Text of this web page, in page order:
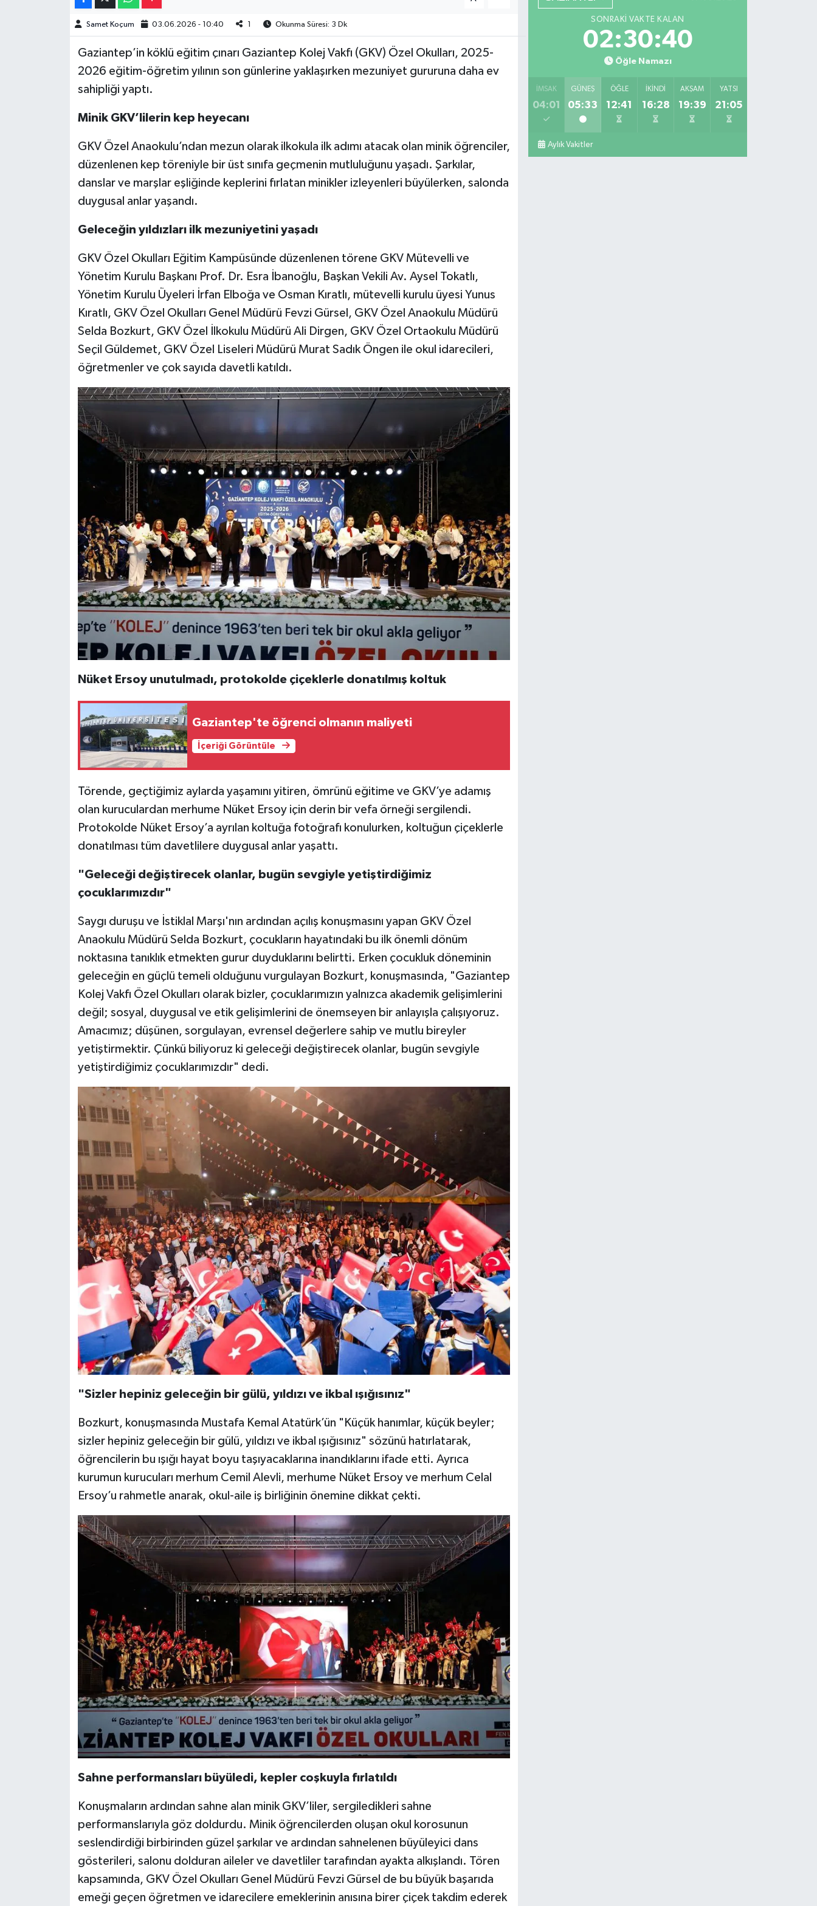
Samet Koçum 03.06.2026 - 10:40 Okunma Süresi: 3 Dk
Gaziantep’in köklü eğitim çınarı Gaziantep Kolej Vakfı (GKV) Özel Okulları, 2025-
2026 eğitim-öğretim yılının son günlerine yaklaşırken mezuniyet gururuna daha ev
sahipliği yaptı.
Minik GKV’lilerin kep heyecanı
GKV Özel Anaokulu’ndan mezun olarak ilkokula ilk adımı atacak olan minik öğrenciler,
düzenlenen kep töreniyle bir üst sınıfa geçmenin mutluluğunu yaşadı. Şarkılar,
danslar ve marşlar eşliğinde keplerini fırlatan minikler izleyenleri büyülerken, salonda
duygusal anlar yaşandı.
Geleceğin yıldızları ilk mezuniyetini yaşadı
GKV Özel Okulları Eğitim Kampüsünde düzenlenen törene GKV Mütevelli ve
Yönetim Kurulu Başkanı Prof. Dr. Esra İbanoğlu, Başkan Vekili Av. Aysel Tokatlı,
Yönetim Kurulu Üyeleri İrfan Elboğa ve Osman Kıratlı, mütevelli kurulu üyesi Yunus
Kıratlı, GKV Özel Okulları Genel Müdürü Fevzi Gürsel, GKV Özel Anaokulu Müdürü
Selda Bozkurt, GKV Özel İlkokulu Müdürü Ali Dirgen, GKV Özel Ortaokulu Müdürü
Seçil Güldemet, GKV Özel Liseleri Müdürü Murat Sadık Öngen ile okul idarecileri,
öğretmenler ve çok sayıda davetli katıldı.
Nüket Ersoy unutulmadı, protokolde çiçeklerle donatılmış koltuk
Gaziantep'te öğrenci olmanın maliyeti
İçeriği Görüntüle
Törende, geçtiğimiz aylarda yaşamını yitiren, ömrünü eğitime ve GKV’ye adamış
olan kuruculardan merhume Nüket Ersoy için derin bir vefa örneği sergilendi.
Protokolde Nüket Ersoy’a ayrılan koltuğa fotoğrafı konulurken, koltuğun çiçeklerle
donatılması tüm davetlilere duygusal anlar yaşattı.
"Geleceği değiştirecek olanlar, bugün sevgiyle yetiştirdiğimiz
çocuklarımızdır"
Saygı duruşu ve İstiklal Marşı'nın ardından açılış konuşmasını yapan GKV Özel
Anaokulu Müdürü Selda Bozkurt, çocukların hayatındaki bu ilk önemli dönüm
noktasına tanıklık etmekten gurur duyduklarını belirtti. Erken çocukluk döneminin
geleceğin en güçlü temeli olduğunu vurgulayan Bozkurt, konuşmasında, "Gaziantep
Kolej Vakfı Özel Okulları olarak bizler, çocuklarımızın yalnızca akademik gelişimlerini
değil; sosyal, duygusal ve etik gelişimlerini de önemseyen bir anlayışla çalışıyoruz.
Amacımız; düşünen, sorgulayan, evrensel değerlere sahip ve mutlu bireyler
yetiştirmektir. Çünkü biliyoruz ki geleceği değiştirecek olanlar, bugün sevgiyle
yetiştirdiğimiz çocuklarımızdır" dedi.
"Sizler hepiniz geleceğin bir gülü, yıldızı ve ikbal ışığısınız"
Bozkurt, konuşmasında Mustafa Kemal Atatürk’ün "Küçük hanımlar, küçük beyler;
sizler hepiniz geleceğin bir gülü, yıldızı ve ikbal ışığısınız" sözünü hatırlatarak,
öğrencilerin bu ışığı hayat boyu taşıyacaklarına inandıklarını ifade etti. Ayrıca
kurumun kurucuları merhum Cemil Alevli, merhume Nüket Ersoy ve merhum Celal
Ersoy’u rahmetle anarak, okul-aile iş birliğinin önemine dikkat çekti.
Sahne performansları büyüledi, kepler coşkuyla fırlatıldı
Konuşmaların ardından sahne alan minik GKV’liler, sergiledikleri sahne
performanslarıyla göz doldurdu. Minik öğrencilerden oluşan okul korosunun
seslendirdiği birbirinden güzel şarkılar ve ardından sahnelenen büyüleyici dans
gösterileri, salonu dolduran aileler ve davetliler tarafından ayakta alkışlandı. Tören
kapsamında, GKV Özel Okulları Genel Müdürü Fevzi Gürsel de bu büyük başarıda
emeği geçen öğretmen ve idarecilere emeklerinin anısına birer çiçek takdim ederek
SONRAKI VAKTE KALAN
02:30:39
Öğle Namazı
İMSAK
04:01
GÜNEŞ
05:33
ÖĞLE
12:41
İKINDI
16:28
AKŞAM
19:39
YATSI
21:05
Aylık Vakitler
Resmi İlanlar
Sinemalar
Video Haber
Yeme-İçme